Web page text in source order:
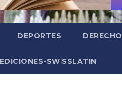
DEPORTES
EDICIONES-SWISSLATIN